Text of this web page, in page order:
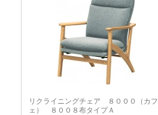
リクライニングチェア ８０００（カフ
ェ） ８００８布タイプＡ